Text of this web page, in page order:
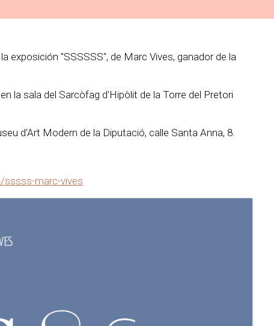
exposición "SSSSSS", de Marc Vives, ganador de la
la sala del Sarcòfag d'Hipòlit de la Torre del Pretori
d'Art Modern de la Diputació, calle Santa Anna, 8.
marc-vives